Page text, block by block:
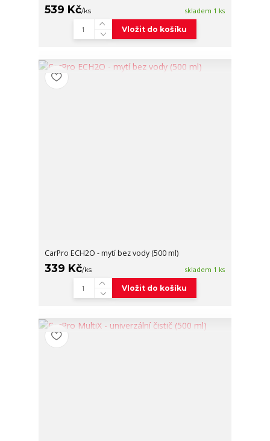
539 Kč/ks skladem 1 ks
Vložit do košíku
CarPro ECH2O - mytí bez vody (500 ml)
339 Kč/ks skladem 1 ks
Vložit do košíku